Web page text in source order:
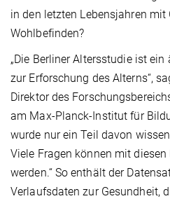
in den letzten Lebensjahren mit
Wohlbefinden?
„Die Berliner Altersstudie ist
zur Erforschung des Alterns“,
Direktor des
am Max-Planck-Institut für
wurde nur ein Teil davon
Viele Fragen können mit
werden.“ So enthält der
Verlaufsdaten zur Gesundheit,